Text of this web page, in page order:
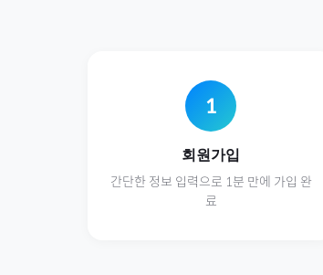
1
회원가입
간단한 정보 입력으로 1분 만에 가입 완
료